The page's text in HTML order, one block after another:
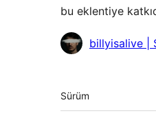
bu eklentiye
Katkıdabillyisalive |
Meta
Sürüm